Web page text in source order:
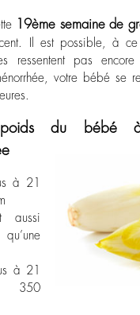
19ème semaine de
Il est possible, à
ressentent pas
votre bébé se
du bébé
à 21
aussi
à 21